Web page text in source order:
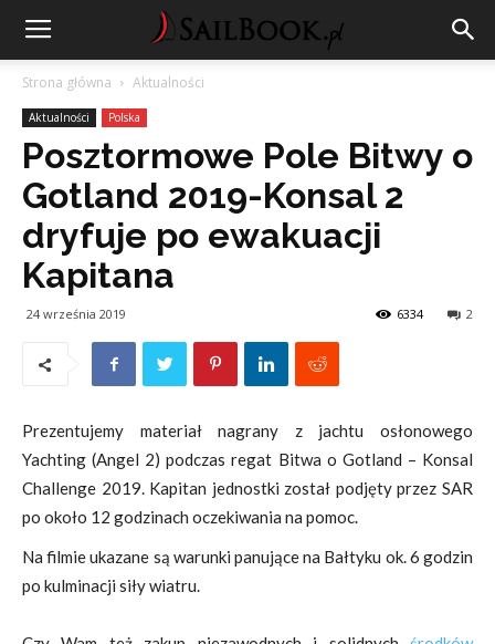
Strona główna Aktualności
Aktualności Polska
Posztormowe Pole Bitwy o
Gotland 2019-Konsal 2
dryfuje po ewakuacji
Kapitana
24 września 2019 2
6334
Prezentujemy materiał nagrany z jachtu osłonowego
Yachting (Angel 2) podczas regat Bitwa o Gotland – Konsal
Challenge 2019. Kapitan jednostki został podjęty przez SAR
po około 12 godzinach oczekiwania na pomoc.
Na filmie ukazane są warunki panujące na Bałtyku ok. 6 godzin
po kulminacji siły wiatru.